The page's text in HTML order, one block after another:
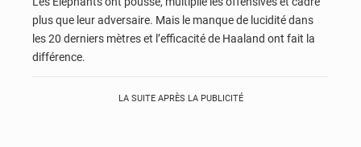
plus que leur adversaire. Mais le manque de lucidité dans
les 20 derniers mètres et l’efficacité de Haaland ont fait la
différence.
LA SUITE APRÈS LA PUBLICITÉ